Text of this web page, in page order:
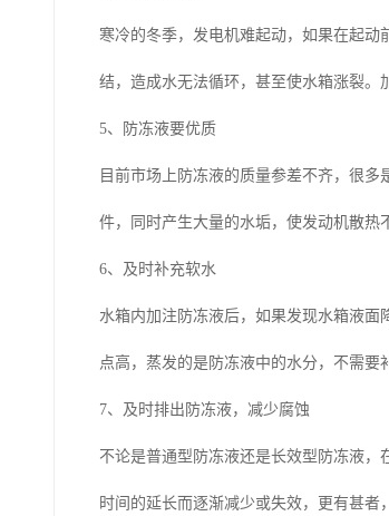
寒冷的冬季，发电机难起动，如果在起
结，造成水无法循环，甚至使水箱涨裂。
5、防冻液要优质
目前市场上防冻液的质量参差不齐，很
件，同时产生大量的水垢，使发动机散热
6、及时补充软水
水箱内加注防冻液后，如果发现水箱液
点高，蒸发的是防冻液中的水分，不需要
7、及时排出防冻液，减少腐蚀
不论是普通型防冻液还是长效型防冻液
时间的延长而逐渐减少或失效，更有甚者